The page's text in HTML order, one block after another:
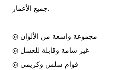
جميع الأعمار.
◎ غير سامة وقابلة للغسل
◎ قوام سلس وكريمي